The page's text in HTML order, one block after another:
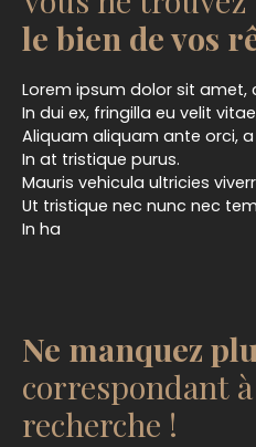
le bien de vos
Lorem ipsum dolor sit
In dui ex, fringilla eu velit
Aliquam aliquam ante orci,
In at tristique purus.
Mauris vehicula ultricies
Ut tristique nec nunc nec
In ha
Ne manquez
correspondant
recherche !